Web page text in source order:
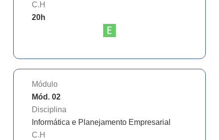
C.H
20h
Módulo
Mód. 02
Disciplina
Informática e Planejamento Empresarial
C.H